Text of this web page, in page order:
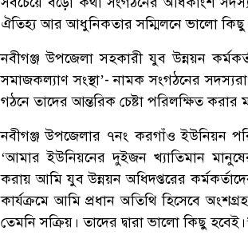
ঐতিহ্য আর আধুনিকতার সম্মিলনে ভালো কিছু
নবীগঞ্জ উপজেলা সহকারী যুব উন্নয়ন
সমাজকল্যাণ সংস্থা’- নামক সংগঠনের
গঠনে তাদের আন্তরিক চেষ্টা পরিলক্ষিত
নবীগঞ্জ উপজেলার ৭নং করগাঁও ইউনিয়ন
‘আমার ইউনিয়নের দুইজন খ্যাতিমান
করায় আমি যুব উন্নয়ন অধিদপ্তরের
কার্যক্রমে আমি প্রধান অতিথি হিসেবে
তেমনি সক্রিয়। তাদের দ্বারা ভালো কিছু